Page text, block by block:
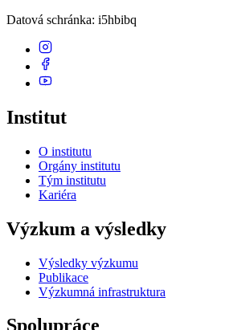
Datová schránka: i5hbibq
Institut
O institutu
Orgány institutu
Tým institutu
Kariéra
Výzkum a výsledky
Výsledky výzkumu
Publikace
Výzkumná infrastruktura
Spolupráce